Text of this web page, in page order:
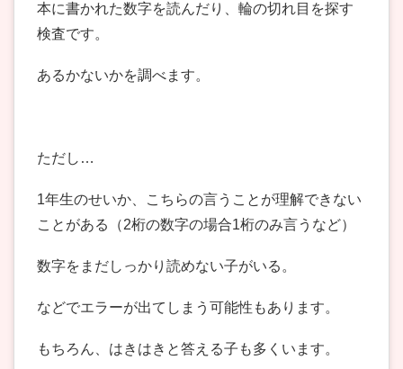
本に書かれた数字を読んだり、輪の切れ目を探す
検査です。
あるかないかを調べます。
ただし…
1年生のせいか、こちらの言うことが理解できない
ことがある（2桁の数字の場合1桁のみ言うなど）
数字をまだしっかり読めない子がいる。
などでエラーが出てしまう可能性もあります。
もちろん、はきはきと答える子も多くいます。